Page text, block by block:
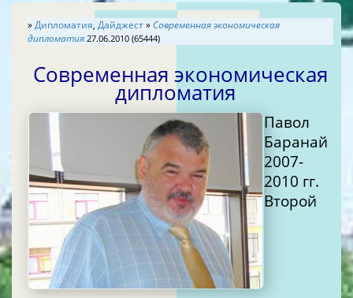
»Дипломатия, Дайджест» Современная экономическая
дипломатия 27.06.2010 (65444)
Современная экономическая
дипломатия
Павол
Баранай
2007-
2010 гг.
Второй